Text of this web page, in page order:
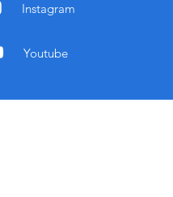
Instagram
Youtube